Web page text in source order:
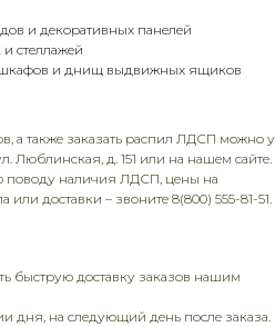
и декоративных панелей
стеллажей
шкафов и днищ выдвижных ящиков
а также заказать распил ЛДСП можно у
Люблинская, д. 151 или на нашем сайте.
поводу наличия ЛДСП, цены на
или доставки – звоните 8(800) 555-81-51.
быструю доставку заказов нашим
дня, на следующий день после заказа.